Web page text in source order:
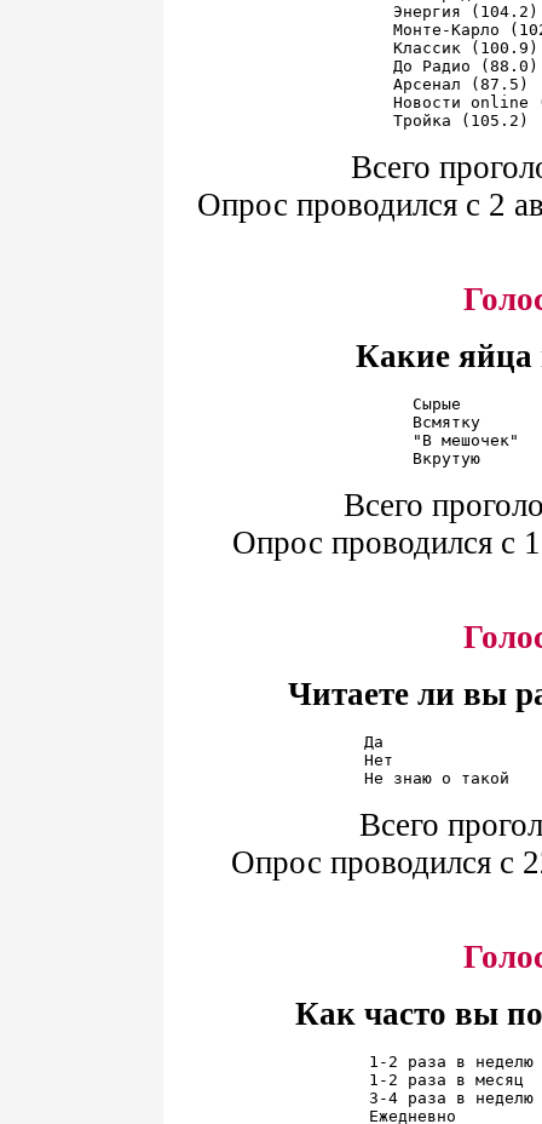
Энергия
Монте-Карло
Классик
До Радио
Арсенал
Новости
Всего
Опрос проводился с 2
Какие яйца
Сырые
Всмятку
"В
Всего
Опрос проводился с
Читаете ли вы
Да
Нет
Всего
Опрос проводился с
Как часто вы
1-2 раза в
1-2 раза в
3-4 раза в
Ежедневно